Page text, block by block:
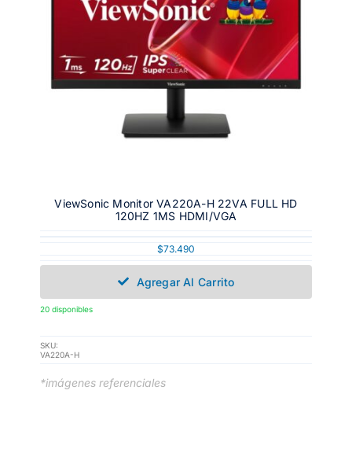
ViewSonic Monitor VA220A-H 22VA FULL HD
120HZ 1MS HDMI/VGA
$73.490
Agregar Al Carrito
20 disponibles
SKU:
VA220A-H
*imágenes referenciales